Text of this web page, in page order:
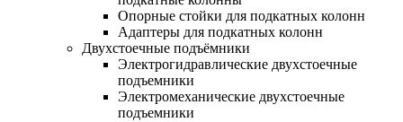
Опорные стойки для подкатных колонн
Адаптеры для подкатных колонн
Двухстоечные подъёмники
Электрогидравлические двухстоечные
подъемники
Электромеханические двухстоечные
подъемники